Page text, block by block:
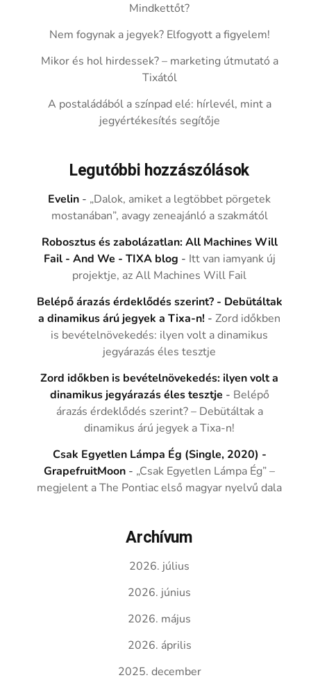
Mindkettőt?
Nem fogynak a jegyek? Elfogyott a figyelem!
Mikor és hol hirdessek? – marketing útmutató a
Tixától
A postaládából a színpad elé: hírlevél, mint a
jegyértékesítés segítője
Legutóbbi hozzászólások
Evelin - „Dalok, amiket a legtöbbet pörgetek
mostanában”, avagy zeneajánló a szakmától
Robosztus és zabolázatlan: All Machines Will
Fail - And We - TIXA blog - Itt van iamyank új
projektje, az All Machines Will Fail
Belépő árazás érdeklődés szerint? - Debütáltak
a dinamikus árú jegyek a Tixa-n! -Zord időkben
is bevételnövekedés: ilyen volt a dinamikus
jegyárazás éles tesztje
Zord időkben is bevételnövekedés: ilyen volt a
dinamikus jegyárazás éles tesztje - Belépő
árazás érdeklődés szerint? – Debütáltak a
dinamikus árú jegyek a Tixa-n!
Csak Egyetlen Lámpa Ég (Single, 2020) -
GrapefruitMoon - „Csak Egyetlen Lámpa Ég” –
megjelent a The Pontiac első magyar nyelvű dala
Archívum
2026. július
2026. június
2026. május
2026. április
2025. december